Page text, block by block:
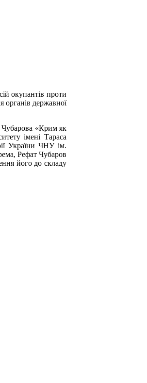
окупантів проти
органів державної
Чубарова «Крим як
імені Тараса
України ЧНУ ім.
Рефат Чубаров
його до складу